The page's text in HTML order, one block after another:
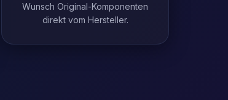
Wunsch Original-Komponenten
direkt vom Hersteller.